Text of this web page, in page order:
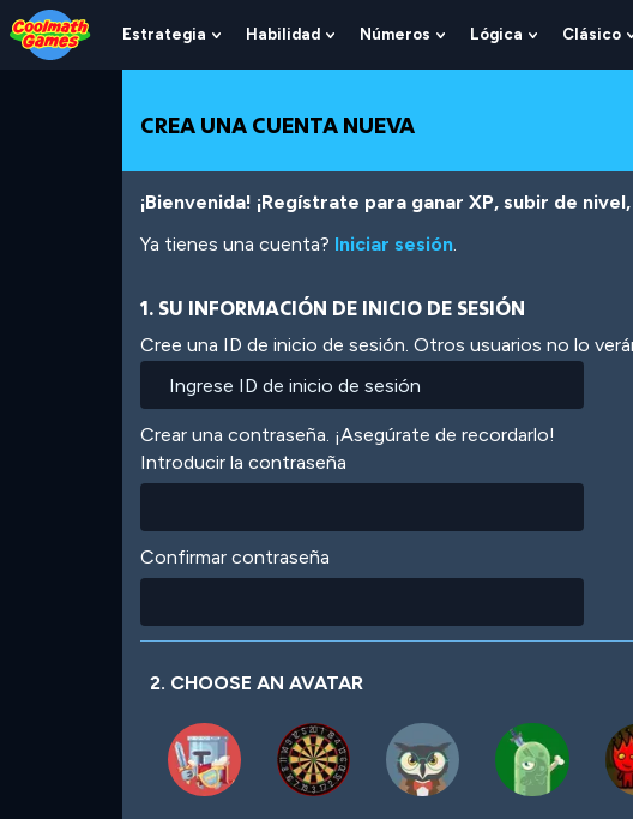
Skip
to
Top
Skip
to
Navigation
Skip
to
Main
Skip
to
Footer
Pasar
al
contenido
Estrategia
Show
Submenu
Estrategia
Habilidad
Show
Submenu
Habilidad
Números
Show
Submenu
Lógica
Show
Submenu
Clásico
CREA UNA CUENTA NUEVA
¡Bienvenida! ¡Regístrate para ganar XP, subir de
Ya tienes una cuenta? Iniciar sesión.
1. SU INFORMACIÓN DE INICIO DE SESIÓN
Cree una ID de inicio de sesión. Otros usuarios no lo
Crear una contraseña. ¡Asegúrate de recordarlo!
Introducir la contraseña
Confirmar contraseña
2. CHOOSE AN AVATAR